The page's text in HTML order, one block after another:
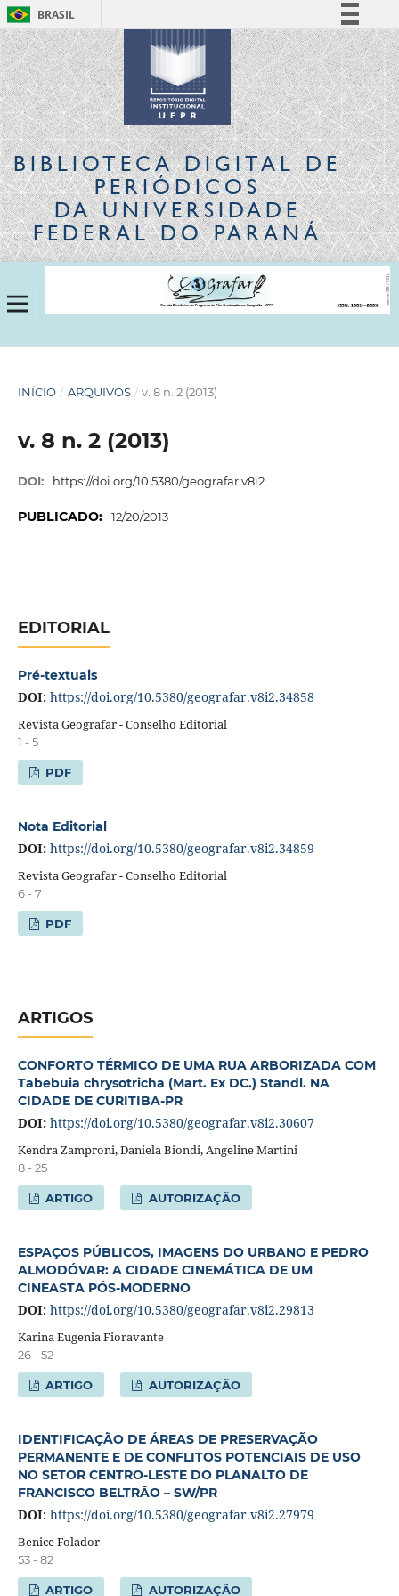
BRASIL
Simplifique!
Comunica BR
Participe
Acesso à informação
Legislação
Canais
BIBLIOTECA DIGITALDE
PERIÓDICOS
DA UNIVERSIDADE
FEDERAL DO PARANÁ
INÍCIO / ARQUIVOS / v. 8 n. 2 (2013)
v. 8 n. 2 (2013)
DOI: https://doi.org/10.5380/geografar.v8i2
PUBLICADO: 12/20/2013
EDITORIAL
Pré-textuais
DOI: https://doi.org/10.5380/geografar.v8i2.34858
Revista Geografar - Conselho Editorial
1 - 5
PDF
Nota Editorial
DOI: https://doi.org/10.5380/geografar.v8i2.34859
Revista Geografar - Conselho Editorial
6 - 7
PDF
ARTIGOS
CONFORTO TÉRMICO DE UMA RUA ARBORIZADA COM
Tabebuia chrysotricha (Mart. Ex DC.) Standl. NA
CIDADE DE CURITIBA-PR
DOI: https://doi.org/10.5380/geografar.v8i2.30607
Kendra Zamproni, Daniela Biondi, Angeline Martini
8 - 25
ARTIGO AUTORIZAÇÃO
ESPAÇOS PÚBLICOS, IMAGENS DO URBANO E PEDRO
ALMODÓVAR: A CIDADE CINEMÁTICA DE UM
CINEASTA PÓS-MODERNO
DOI: https://doi.org/10.5380/geografar.v8i2.29813
Karina Eugenia Fioravante
26 - 52
ARTIGO AUTORIZAÇÃO
IDENTIFICAÇÃO DE ÁREAS DE PRESERVAÇÃO
PERMANENTE E DE CONFLITOS POTENCIAIS DE USO
NO SETOR CENTRO-LESTE DO PLANALTO DE
FRANCISCO BELTRÃO – SW/PR
DOI: https://doi.org/10.5380/geografar.v8i2.27979
Benice Folador
53 - 82
ARTIGO AUTORIZAÇÃO